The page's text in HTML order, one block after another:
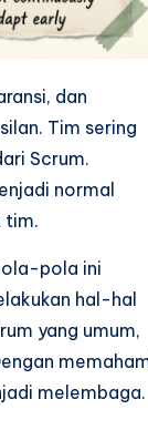
dan
Tim sering
Scrum.
normal
tim.
pola ini
hal-hal
yang umum,
melembaga.